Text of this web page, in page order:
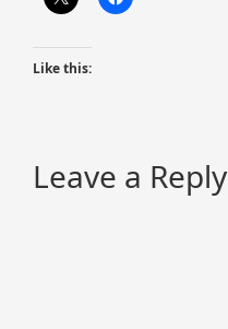
Like this:
Leave a Reply